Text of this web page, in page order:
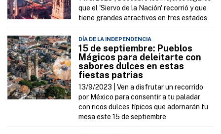
que el 'Siervo de la Nación' recorrió y que
tiene grandes atractivos en tres estados
DÍA DE LA INDEPENDENCIA
15 de septiembre: Pueblos
Mágicos para deleitarte con
sabores dulces en estas
fiestas patrias
13/9/2023 |Ven a disfrutar un recorrido
por México para consentir a tu paladar
con ricos dulces típicos que adornarán tu
mesa este 15 de septiembre